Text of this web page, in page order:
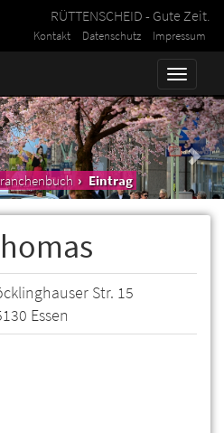
RÜTTENSCHEID - Gute Zeit.
Kontakt Datenschutz Impressum
Toggle
Eintrag
Str. 15
Essen